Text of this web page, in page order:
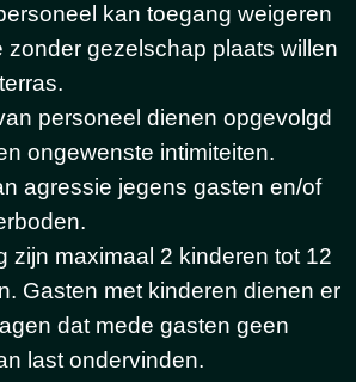
kan toegang weigeren
zonder gezelschap plaats willen
personeel dienen opgevolgd
ongewenste intimiteiten.
agressie jegens gasten en/of
zijn maximaal 2 kinderen tot 12
Gasten met kinderen dienen er
dat mede gasten geen
last ondervinden.